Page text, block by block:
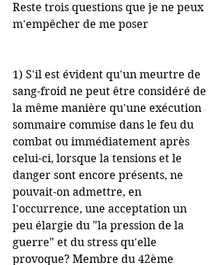
Reste trois questions que je ne peux
m'empêcher de me poser
1) S'il est évident qu'un meurtre de
sang-froid ne peut être considéré de
la même manière qu'une exécution
sommaire commise dans le feu du
combat ou immédiatement après
celui-ci, lorsque la tensions et le
danger sont encore présents, ne
pouvait-on admettre, en
l'occurrence, une acceptation un
peu élargie du "la pression de la
guerre" et du stress qu'elle
provoque? Membre du 42ème